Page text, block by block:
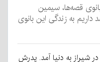
بانوی قصه‌ها، سیمین
به زندگی این بانوی
سیمین دانشور در ۸ اردیبهشت ۱۳۰۰ در شیراز به دنیا آمد. پدرش